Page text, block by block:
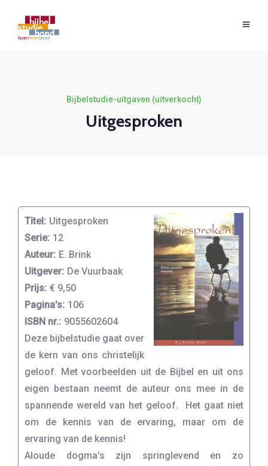
Bijbelstudie-uitgaven (uitverkocht)
Uitgesproken
Titel: Uitgesproken
Serie: 12
Auteur: E. Brink
Uitgever: De Vuurbaak
Prijs: € 9,50
Pagina's: 106
ISBN nr.: 9055602604
Deze bijbelstudie gaat over
de kern van ons christelijk
geloof. Met voorbeelden uit de Bijbel en uit ons
eigen bestaan neemt de auteur ons mee in de
spannende wereld van het geloof. Het gaat niet
om de kennis van de ervaring, maar om de
ervaring van de kennis!
Aloude dogma's zijn springlevend en zo